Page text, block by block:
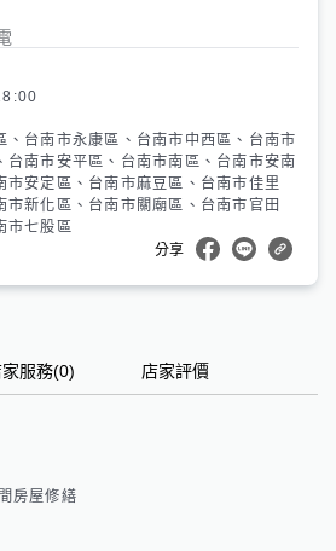
、台南市永康區、台南市中西區、台南市
台南市安平區、台南市南區、台南市安南
市安定區、台南市麻豆區、台南市佳里
市新化區、台南市關廟區、台南市官田
市七股區
分享
家服務(0) 店家評價
房屋修繕